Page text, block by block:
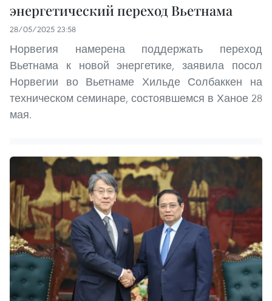
энергетический переход Вьетнама
28/05/2025 23:58
Норвегия намерена поддержать переход
Вьетнама к новой энергетике, заявила посол
Норвегии во Вьетнаме Хильде Солбаккен на
техническом семинаре, состоявшемся в Ханое 28
мая.